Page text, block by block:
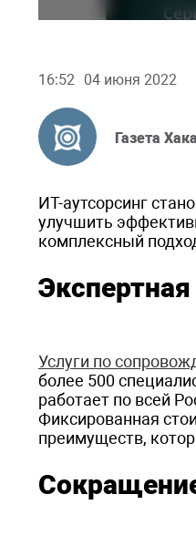
16:52 04 июня 2022
Газета
ИТ-аутсорсинг
улучшить
комплексный
Услуги по
более 500
работает по всей
Фиксированная
преимуществ,